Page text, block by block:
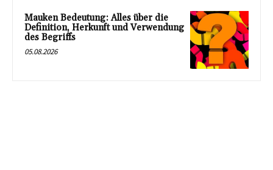
Mauken Bedeutung: Alles über die
Definition, Herkunft und Verwendung
des Begriffs
05.08.2026